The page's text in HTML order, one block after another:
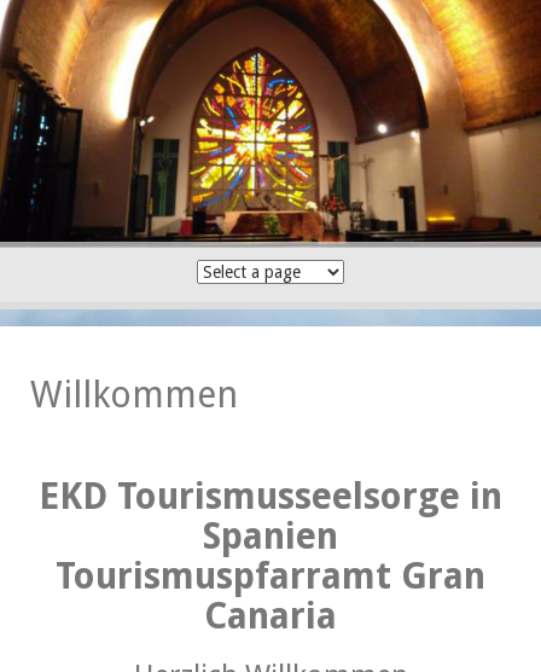
Skip
to
content
Willkommen
EKD Tourismusseelsorge in
Spanien
Tourismuspfarramt Gran
Canaria